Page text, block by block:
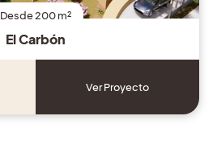
Desde 200 m²
El Carbón
Ver Proyecto